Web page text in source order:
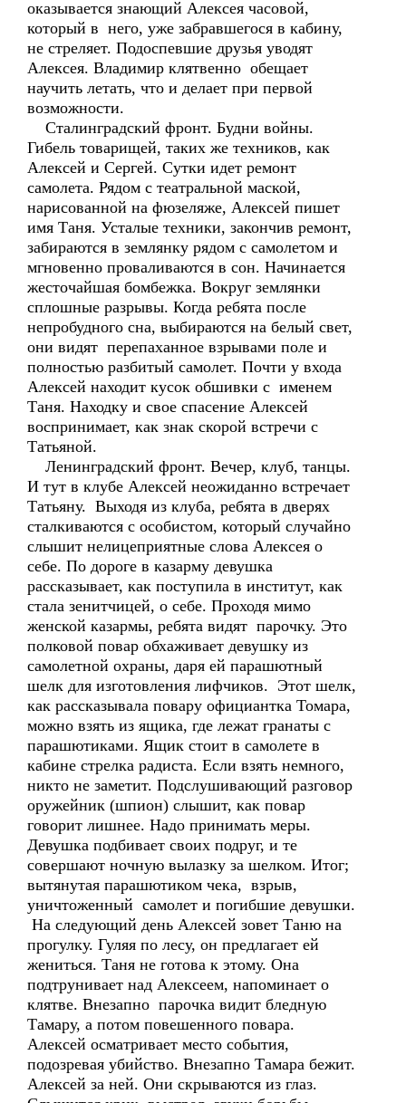
оказывается знающий Алексея часовой,
который в него, уже забравшегося в кабину,
не стреляет. Подоспевшие друзья уводят
Алексея. Владимир клятвенно обещает
научить летать, что и делает при первой
возможности.
Сталинградский фронт. Будни войны.
Гибель товарищей, таких же техников, как
Алексей и Сергей. Сутки идет ремонт
самолета. Рядом с театральной маской,
нарисованной на фюзеляже, Алексей пишет
имя Таня. Усталые техники, закончив ремонт,
забираются в землянку рядом с самолетом и
мгновенно проваливаются в сон. Начинается
жесточайшая бомбежка. Вокруг землянки
сплошные разрывы. Когда ребята после
непробудного сна, выбираются на белый свет,
они видят перепаханное взрывами поле и
полностью разбитый самолет. Почти у входа
Алексей находит кусок обшивки с именем
Таня. Находку и свое спасение Алексей
воспринимает, как знак скорой встречи с
Татьяной.
Ленинградский фронт. Вечер, клуб, танцы.
И тут в клубе Алексей неожиданно встречает
Татьяну. Выходя из клуба, ребята в дверях
сталкиваются с особистом, который случайно
слышит нелицеприятные слова Алексея о
себе. По дороге в казарму девушка
рассказывает, как поступила в институт, как
стала зенитчицей, о себе. Проходя мимо
женской казармы, ребята видят парочку. Это
полковой повар обхаживает девушку из
самолетной охраны, даря ей парашютный
шелк для изготовления лифчиков. Этот шелк,
как рассказывала повару официантка Томара,
можно взять из ящика, где лежат гранаты с
парашютиками. Ящик стоит в самолете в
кабине стрелка радиста. Если взять немного,
никто не заметит. Подслушивающий разговор
оружейник (шпион) слышит, как повар
говорит лишнее. Надо принимать меры.
Девушка подбивает своих подруг, и те
совершают ночную вылазку за шелком. Итог;
вытянутая парашютиком чека, взрыв,
уничтоженный самолет и погибшие девушки.
На следующий день Алексей зовет Таню на
прогулку. Гуляя по лесу, он предлагает ей
жениться. Таня не готова к этому. Она
подтрунивает над Алексеем, напоминает о
клятве. Внезапно парочка видит бледную
Тамару, а потом повешенного повара.
Алексей осматривает место события,
подозревая убийство. Внезапно Тамара бежит.
Алексей за ней. Они скрываются из глаз.